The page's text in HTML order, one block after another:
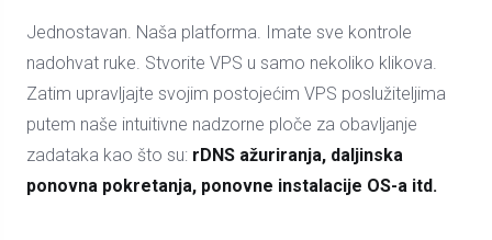
Jednostavan. Naša platforma. Imate sve kontrole
nadohvat ruke. Stvorite VPS u samo nekoliko klikova.
Zatim upravljajte svojim postojećim VPS poslužiteljima
putem naše intuitivne nadzorne ploče za obavljanje
zadataka kao što su: rDNS ažuriranja, daljinska
ponovna pokretanja, ponovne instalacije OS-a itd.